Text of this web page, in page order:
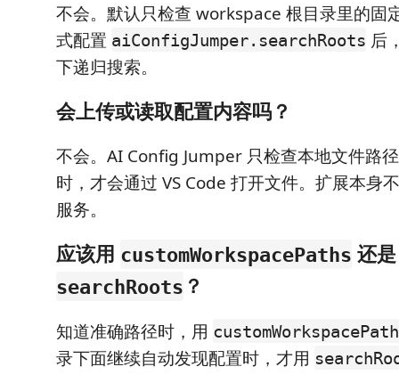
不会。默认只检查 workspace 根目录里的固
式配置 aiConfigJumper.searchRoots 后
下递归搜索。
会上传或读取配置内容吗？
不会。AI Config Jumper 只检查本地文件路
时，才会通过 VS Code 打开文件。扩展本身
服务。
应该用 customWorkspacePaths 还是
searchRoots ？
知道准确路径时，用
录下面继续自动发现配置时，才用